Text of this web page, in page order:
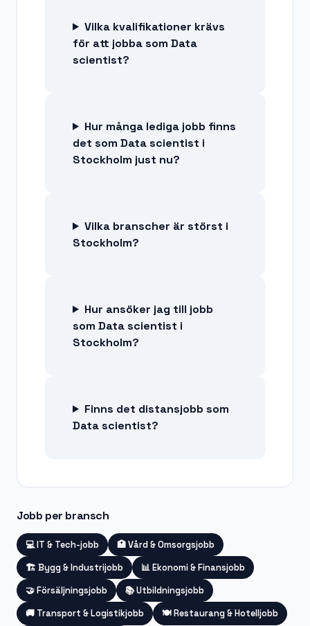
Vilka kvalifikationer krävs
för att jobba som Data
scientist?
Hur många lediga jobb finns
det som Data scientist i
Stockholm just nu?
Vilka branscher är störst i
Stockholm?
Hur ansöker jag till jobb
som Data scientist i
Stockholm?
Finns det distansjobb som
Data scientist?
Jobb per bransch
💻IT & Tech-jobb 🏥Vård & Omsorgsjobb
🏗️ Bygg & Industrijobb 📊Ekonomi & Finansjobb
🤝Försäljningsjobb 📚Utbildningsjobb
🚚 Transport & Logistikjobb 🍽️Restaurang & Hotelljobb